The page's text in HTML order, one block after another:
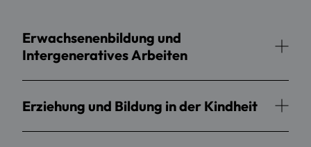
Erwachsenenbildung und
Intergeneratives Arbeiten
Erziehung und Bildung in der Kindheit